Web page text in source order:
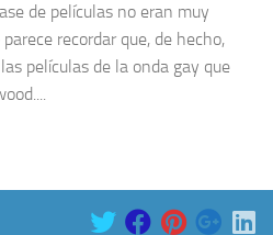
de películas no eran muy
recordar que, de hecho,
películas de la onda gay que